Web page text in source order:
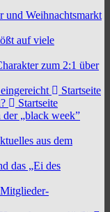
und Weihnachtsmarkt
auf viele
zum 2:1 über
Startseite
Startseite
„black week”
aus dem
das „Ei des